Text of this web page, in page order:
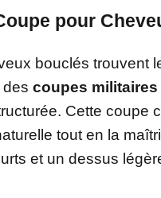
pour
bouclés trouvent
des coupes militaires
Cette coupe
tout en la
et un dessus